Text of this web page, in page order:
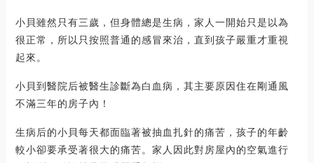
小貝雖然只有三歲，但身體總是生病，家人一開始只是以為
很正常，所以只按照普通的感冒來治，直到孩子嚴重才重視
起來。
小貝到醫院后被醫生診斷為白血病，其主要原因住在剛通風
不滿三年的房子內！
生病后的小貝每天都面臨著被抽血扎針的痛苦，孩子的年齡
較小卻要承受著很大的痛苦。家人因此對房屋內的空氣進行